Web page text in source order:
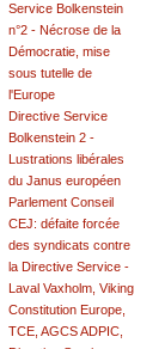
Service Bolkenstein
n°2 - Nécrose de la
Démocratie, mise
sous tutelle de
l'Europe
Directive Service
Bolkenstein 2 -
Lustrations libérales
du Janus européen
Parlement Conseil
CEJ: défaite forcée
des syndicats contre
la Directive Service -
Laval Vaxholm, Viking
Constitution Europe,
TCE, AGCS ADPIC,